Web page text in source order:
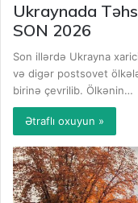
Ukraynada
SON 2026
Son illərdə Ukrayna
və digər postsovet
birinə çevrilib. Ölkənin…
Ətraflı oxuyun »